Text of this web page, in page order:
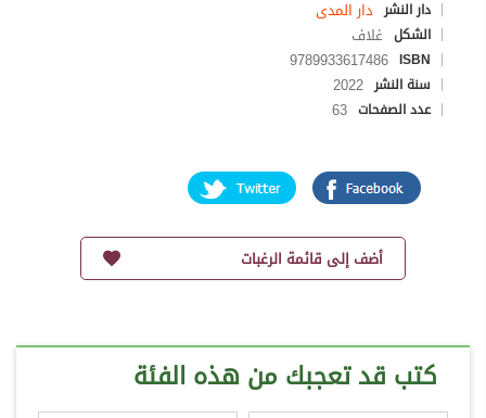
دار النشر دار المدى
الشكل غلاف
ISBN
9789933617486
سنة النشر 2022
عدد الصفحات 63
أضف إلى قائمة الرغبات
كتب قد تعجبك من هذه الفئة